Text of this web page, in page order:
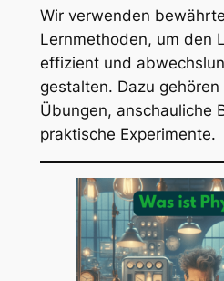
Wir verwenden
Lernmethoden, um den
effizient und
gestalten. Dazu
Übungen, anschauliche
praktische Experimente.